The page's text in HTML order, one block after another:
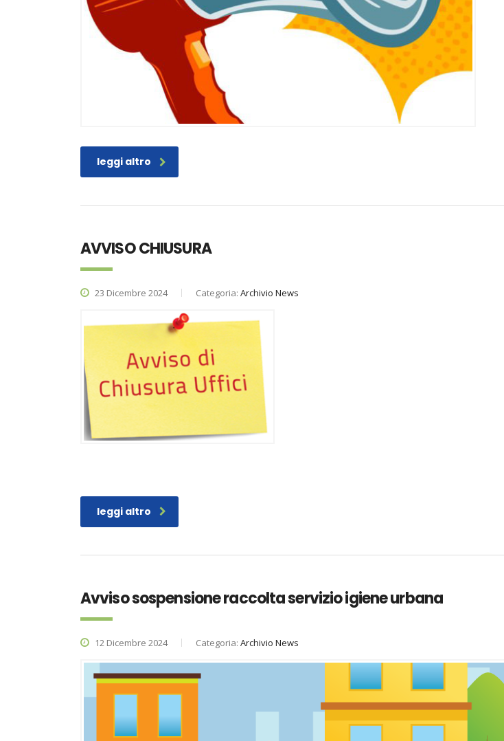
leggi altro
AVVISO CHIUSURA
23 Dicembre 2024 Categoria: Archivio News
leggi altro
Avviso sospensione raccolta servizio igiene urbana
12 Dicembre 2024 Categoria: Archivio News